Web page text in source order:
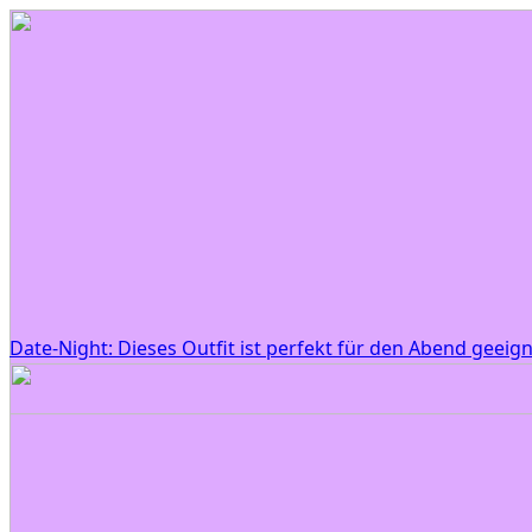
Date-Night: Dieses Outfit ist perfekt für den Abend